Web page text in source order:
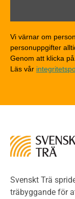
Träytors
Tekniska
Miljöeffekter
LCA
Termer och
Vi värnar om
personuppgifter
Genom att klicka
Läs vår
Svenskt Trä
träbyggande för